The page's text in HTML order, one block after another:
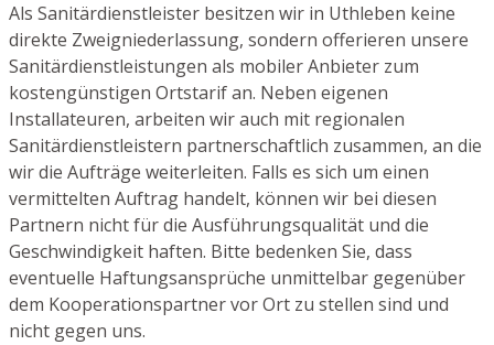
Als Sanitärdienstleister besitzen wir in Uthleben keine
direkte Zweigniederlassung, sondern offerieren unsere
Sanitärdienstleistungen als mobiler Anbieter zum
kostengünstigen Ortstarif an. Neben eigenen
Installateuren, arbeiten wir auch mit regionalen
Sanitärdienstleistern partnerschaftlich zusammen, an die
wir die Aufträge weiterleiten. Falls es sich um einen
vermittelten Auftrag handelt, können wir bei diesen
Partnern nicht für die Ausführungsqualität und die
Geschwindigkeit haften. Bitte bedenken Sie, dass
eventuelle Haftungsansprüche unmittelbar gegenüber
dem Kooperationspartner vor Ort zu stellen sind und
nicht gegen uns.